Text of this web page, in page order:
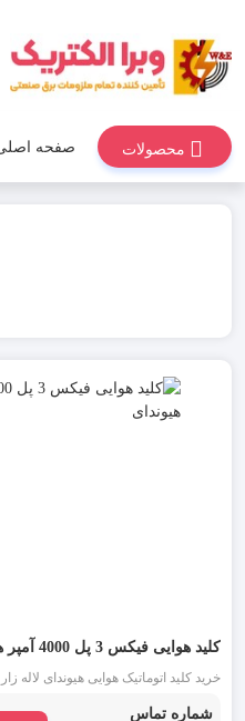
محصولات صفحه
کلید هوایی فیکس 3 پل 4000 آمپر هیوندای
خرید کلید اتوماتیک هوایی هیوندای لاله
و در ورودی تابلو برق فشار ضعیف
شماره تماس